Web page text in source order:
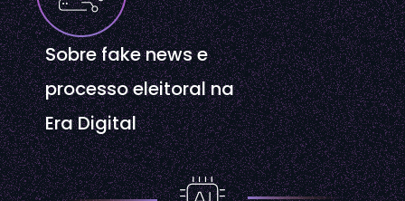
Sobre fake news e
processo eleitoral na
Era Digital